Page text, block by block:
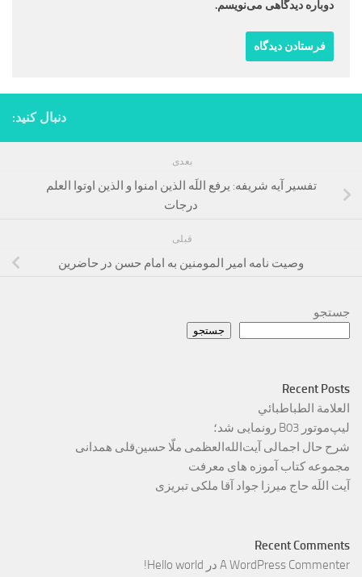
دوباره دیدگاهی می‌نویسم.
دنبال کنید:
بعدی
تفسیر آیه شریفه: یرفع اللَه الذین امنوا و الذین اوتوا العلم
درجات
قبلی
وصیت نامه امیر المومنین به امام حسن در حاضرین
جستجو
جستجو
Recent Posts
العلامة الطباطبائي
لیپ‌موتور B03 رونمایی شد؛
شرح حال اجمالی آیت‌الله‌العظمی ملّا حسین‌قلی همدانی
مجموعه کتاب آموزه های معرفت
آیت اللَه حاج میرزا جواد آقا ملکی تبریزی
Recent Comments
A WordPress Commenter در Hello world!